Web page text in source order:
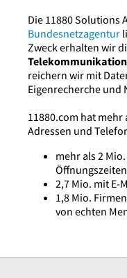
Die 11880 Solutions
Bundesnetzagentur
Zweck erhalten wir
reichern wir mit
Eigenrecherche und
11880.com hat
Adressen und
mehr als 2
Öffnungszeiten
2,7 Mio. mit E-
1,8 Mio.
von echten